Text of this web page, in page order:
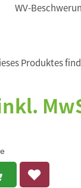
WV-
Produktes